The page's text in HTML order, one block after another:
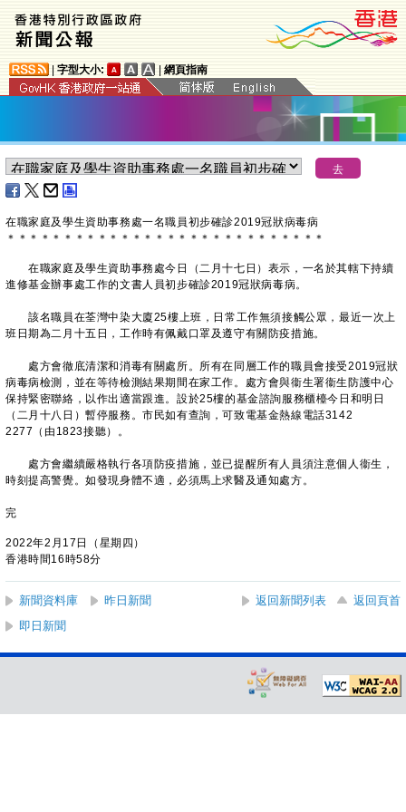
字型大小: 網頁指南
在職家庭及學生資助事務處一名職員初步確診2019冠狀病毒病
＊ ＊ ＊ ＊ ＊ ＊ ＊ ＊ ＊ ＊ ＊ ＊ ＊ ＊ ＊ ＊ ＊ ＊ ＊ ＊ ＊ ＊ ＊ ＊ ＊ ＊ ＊ ＊
​在職家庭及學生資助事務處今日（二月十七日）表示，一名於其轄下持續
進修基金辦事處工作的文書人員初步確診2019冠狀病毒病。
該名職員在荃灣中染大廈25樓上班，日常工作無須接觸公眾，最近一次上
班日期為二月十五日，工作時有佩戴口罩及遵守有關防疫措施。
處方會徹底清潔和消毒有關處所。所有在同層工作的職員會接受2019冠狀
病毒病檢測，並在等待檢測結果期間在家工作。處方會與衞生署衞生防護中心
保持緊密聯絡，以作出適當跟進。設於25樓的基金諮詢服務櫃檯今日和明日
（二月十八日）暫停服務。市民如有查詢，可致電基金熱線電話3142
2277（由1823接聽）。
處方會繼續嚴格執行各項防疫措施，並已提醒所有人員須注意個人衞生，
時刻提高警覺。如發現身體不適，必須馬上求醫及通知處方。
完
2022年2月17日（星期四）
香港時間16時58分
新聞資料庫 昨日新聞 返回新聞列表
返回頁首
即日新聞